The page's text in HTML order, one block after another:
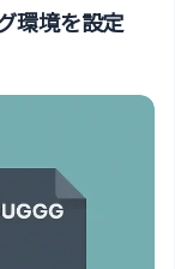
環境を設定